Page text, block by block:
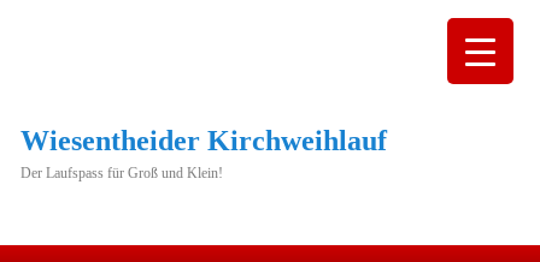
Wiesentheider Kirchweihlauf
Der Laufspass für Groß und Klein!